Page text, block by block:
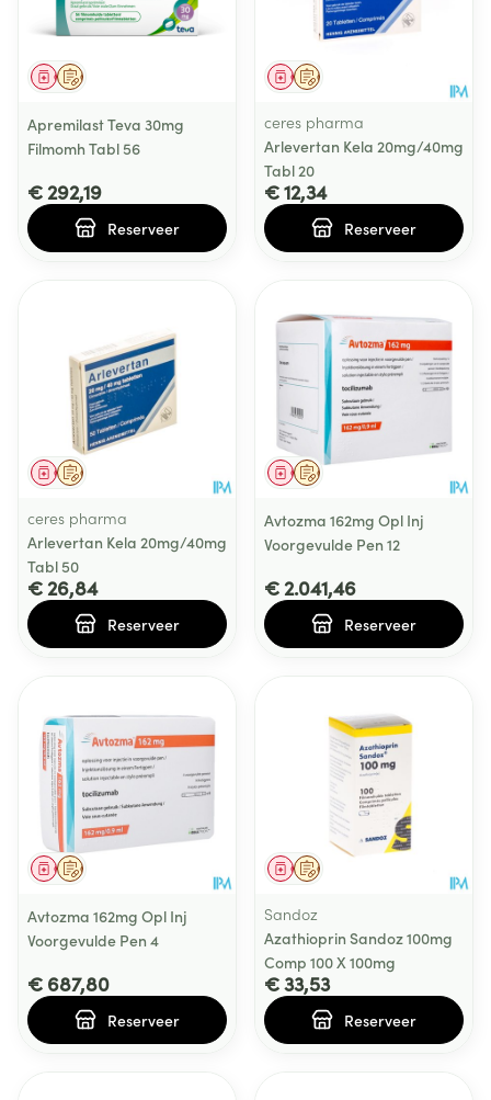
Op voorschrift
Geneesmiddel
Apremilast Teva 30mg
Filmomh Tabl 56
€ 292,19
Reserveer
Op voorschrift
Geneesmiddel
ceres pharma
Arlevertan Kela 20mg/40mg
Tabl 20
€ 12,34
Reserveer
Op voorschrift
Geneesmiddel
ceres pharma
Arlevertan Kela 20mg/40mg
Tabl 50
€ 26,84
Reserveer
Op voorschrift
Geneesmiddel
Avtozma 162mg Opl Inj
Voorgevulde Pen 12
€ 2.041,46
Reserveer
Op voorschrift
Geneesmiddel
Avtozma 162mg Opl Inj
Voorgevulde Pen 4
€ 687,80
Reserveer
Op voorschrift
Geneesmiddel
Sandoz
Azathioprin Sandoz 100mg
Comp 100 X 100mg
€ 33,53
Reserveer